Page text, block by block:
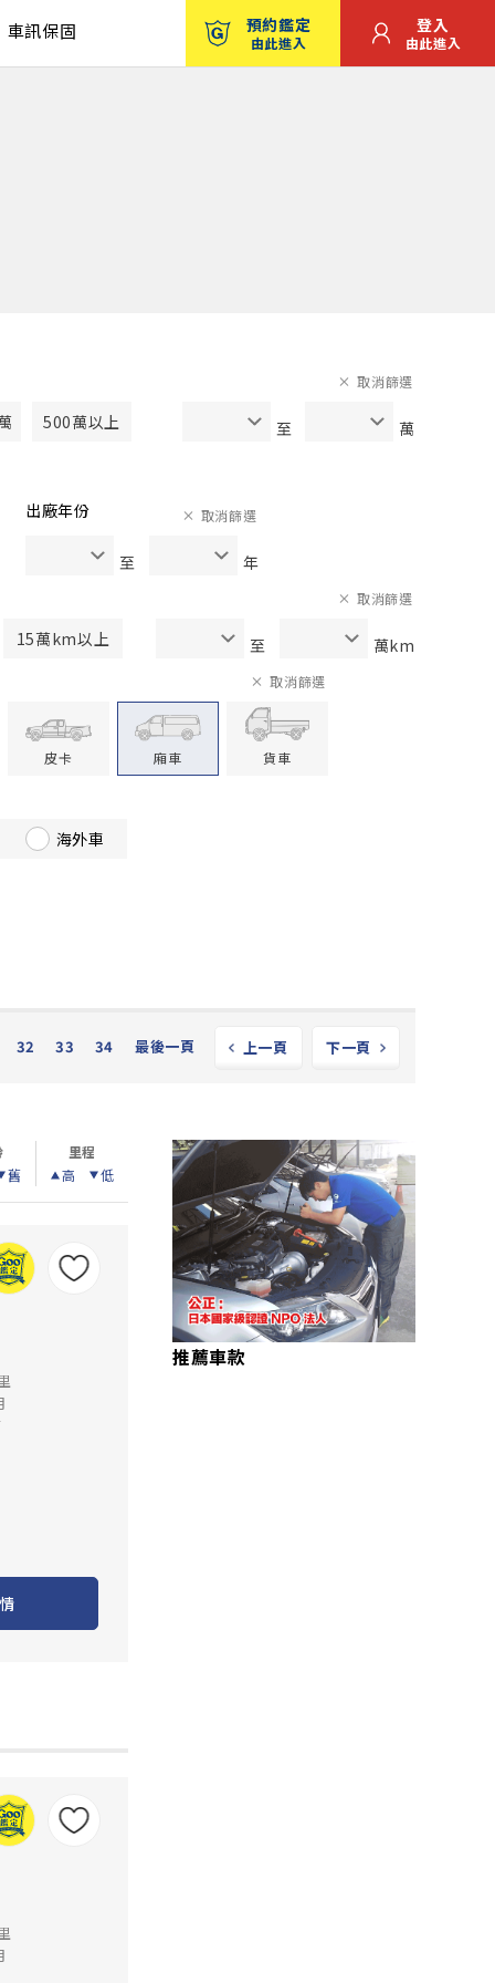
車訊保固 預約鑑定
由此進入
登入
由此進入
500萬以上 至 萬
取消篩選
出廠年份
至 年
取消篩選
15萬km以上 至 萬km
取消篩選
皮卡 廂車 貨車
取消篩選
海外車
32 33 34 最後一頁 上一頁 下一頁
舊
里程
高
低
推薦車款